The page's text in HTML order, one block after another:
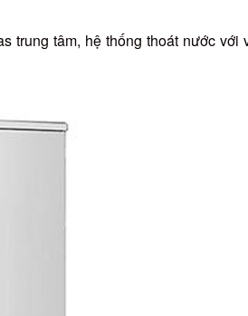
trung tâm, hệ thống thoát nước với